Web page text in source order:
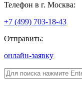
Телефон в г. Москва:
+7 (499) 703-18-43
Отправить:
онлайн-заявку